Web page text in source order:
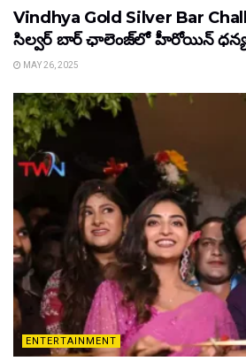
Vindhya Gold Silver Bar
సిల్వర్ బార్ ఛాలెంజ్‌లో హీరోయిన్ ధ‌న్య
MAY 26, 2025
ENTERTAINMENT